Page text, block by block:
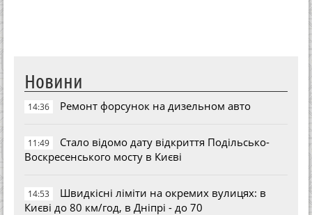
Новини
14:36 Ремонт форсунок на дизельном авто
11:49
Стало відомо дату відкриття Подільсько-
Воскресенського мосту в Києві
14:53
Швидкісні ліміти на окремих вулицях: в
Києві до 80 км/год, в Дніпрі - до 70